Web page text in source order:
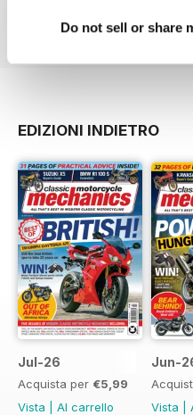
Do not sell or share
EDIZIONI INDIETRO
Jul-26
Acquista per €5,99
Vista
Al carrello
Jun-
Vista